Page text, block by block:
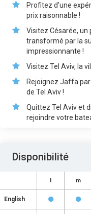
Profitez d'une
prix raisonnable !
Visitez Césarée, un
transformé par la
impressionnante !
Visitez Tel Aviv, la
Rejoignez Jaffa
de Tel Aviv !
Quittez Tel Aviv et
rejoindre votre
Disponibilité
l m
English